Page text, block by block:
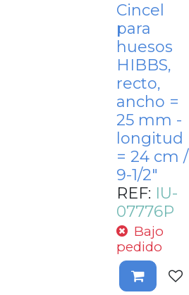
Cincel
para
huesos
HIBBS,
recto,
ancho =
25 mm -
longitud
= 24 cm /
9-1/2"
REF: IU-
07776P
Bajo
pedido